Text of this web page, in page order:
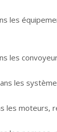
les
les
les
les moteurs,